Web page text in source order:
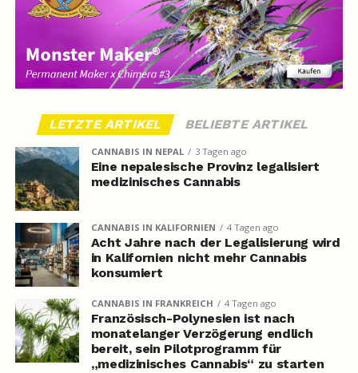
LETZTE ARTIKEL BELIEBTE ARTIKEL
CANNABIS IN NEPAL 3 Tagen ago
Eine nepalesische Provinz legalisiert
medizinisches Cannabis
CANNABIS IN KALIFORNIEN 4 Tagen ago
Acht Jahre nach der Legalisierung wird
in Kalifornien nicht mehr Cannabis
konsumiert
CANNABIS IN FRANKREICH 4 Tagen ago
Französisch-Polynesien ist nach
monatelanger Verzögerung endlich
bereit, sein Pilotprogramm für
„medizinisches Cannabis“ zu starten